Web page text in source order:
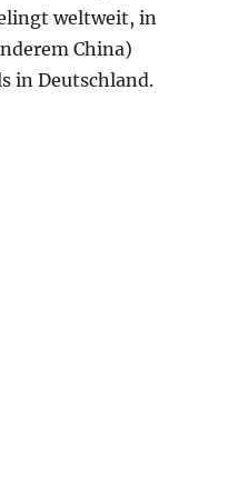
weltweit, in
China)
in Deutschland.